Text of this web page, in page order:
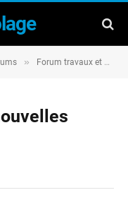
» Forum travaux et rénovation